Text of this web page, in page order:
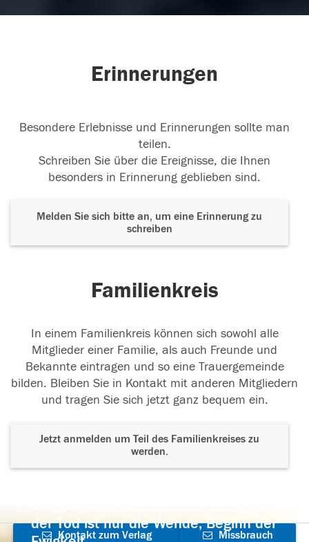
Erinnerungen
Besondere Erlebnisse und Erinnerungen sollte man
teilen.
Schreiben Sie über die Ereignisse, die Ihnen
besonders in Erinnerung geblieben sind.
Melden Sie sich bitte an, um eine Erinnerung zu
schreiben
Familienkreis
In einem Familienkreis können sich sowohl alle
Mitglieder einer Familie, als auch Freunde und
Bekannte eintragen und so eine Trauergemeinde
bilden. Bleiben Sie in Kontakt mit anderen Mitgliedern
und tragen Sie sich jetzt ganz bequem ein.
Jetzt anmelden um Teil des Familienkreises zu
werden.
der Tod ist nur die Wende, Beginn der
Kontakt zum Verlag Missbrauch